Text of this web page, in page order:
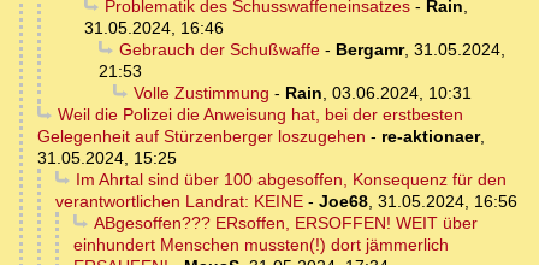
Problematik des Schusswaffeneinsatzes- Rain,
31.05.2024, 16:46
Gebrauch der Schußwaffe- Bergamr, 31.05.2024,
21:53
Volle Zustimmung - Rain, 03.06.2024, 10:31
Weil die Polizei die Anweisung hat, bei der erstbesten
Gelegenheit auf Stürzenberger loszugehen - re-aktionaer,
31.05.2024, 15:25
Im Ahrtal sind über 100 abgesoffen, Konsequenz für den
verantwortlichen Landrat: KEINE - Joe68, 31.05.2024, 16:56
ABgesoffen??? ERsoffen, ERSOFFEN! WEIT über
einhundert Menschen mussten(!) dort jämmerlich